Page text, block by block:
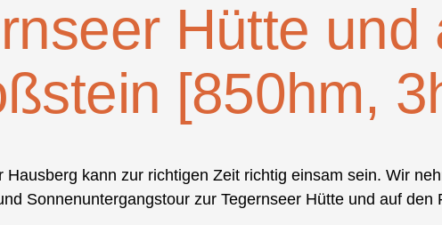
Hütte und
[850hm,
kann zur richtigen Zeit richtig einsam sein. Wir
Sonnenuntergangstour zur Tegernseer Hütte und auf den